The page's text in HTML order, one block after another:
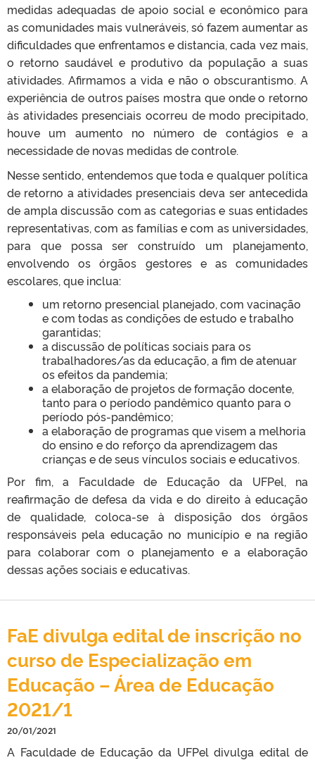
medidas adequadas de apoio social e econômico para
as comunidades mais vulneráveis, só fazem aumentar as
dificuldades que enfrentamos e distancia, cada vez mais,
o retorno saudável e produtivo da população a suas
atividades. Afirmamos a vida e não o obscurantismo. A
experiência de outros países mostra que onde o retorno
às atividades presenciais ocorreu de modo precipitado,
houve um aumento no número de contágios e a
necessidade de novas medidas de controle.
Nesse sentido, entendemos que toda e qualquer política
de retorno a atividades presenciais deva ser antecedida
de ampla discussão com as categorias e suas entidades
representativas, com as famílias e com as universidades,
para que possa ser construído um planejamento,
envolvendo os órgãos gestores e as comunidades
escolares, que inclua:
um retorno presencial planejado, com vacinação
e com todas as condições de estudo e trabalho
garantidas;
a discussão de políticas sociais para os
trabalhadores/as da educação, a fim de atenuar
os efeitos da pandemia;
a elaboração de projetos de formação docente,
tanto para o período pandêmico quanto para o
período pós-pandêmico;
a elaboração de programas que visem a melhoria
do ensino e do reforço da aprendizagem das
crianças e de seus vínculos sociais e educativos.
Por fim, a Faculdade de Educação da UFPel, na
reafirmação de defesa da vida e do direito à educação
de qualidade, coloca-se à disposição dos órgãos
responsáveis pela educação no município e na região
para colaborar com o planejamento e a elaboração
dessas ações sociais e educativas.
FaE divulga edital de inscrição no
curso de Especialização em
Educação – Área de Educação
2021/1
20/01/2021
A Faculdade de Educação da UFPel divulga edital de